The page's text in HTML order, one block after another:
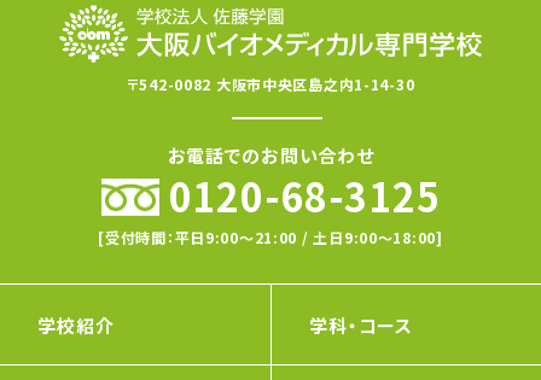
〒542-0082 大阪市中央区島之内1-14-30
お電話でのお問い合わせ
0120-68-3125
[受付時間：平日9:00〜21:00 / 土日9:00〜18:00]
学校紹介 学科・コース